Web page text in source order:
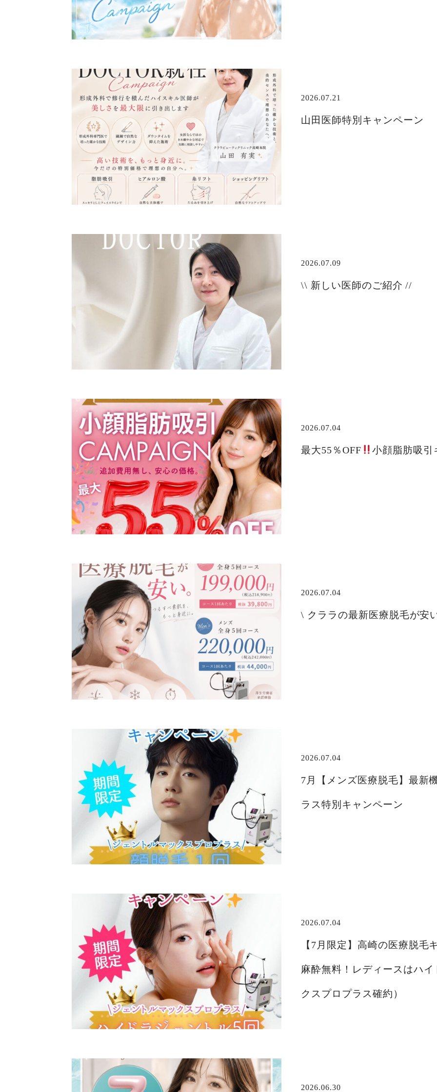
2026.07.21
山田医師特別キャンペーン
2026.07.09
\\ 新しい医師のご紹介 //
2026.07.04
最大55％OFF 小顔脂肪吸引
2026.07.04
\ クララの最新医療脱毛が安
2026.07.04
7月【メンズ医療脱毛】最新
ラス特別キャンペーン
2026.07.04
【7月限定】高崎の医療脱毛
麻酔無料！レディースはハ
クスプロプラス確約）
2026.06.30